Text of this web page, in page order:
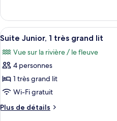
Chambre
Deluxe,
1
très
grand
lit,
vue
fleuve
le
type
de
Chambre
Deluxe,
très
grand
vue
Afficher
toutes
les
photos
pour
ce
type
de
6
Suite Junior, 1 très grand lit
Vue sur la rivière / le fleuve
4 personnes
1 très grand lit
Wi-Fi gratuit
Plus de détails
Plus